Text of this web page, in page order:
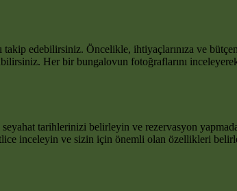
edebilirsiniz. Öncelikle, ihtiyaçlarınıza ve
Her bir bungalovun fotoğraflarını
tarihlerinizi belirleyin ve rezervasyon
inceleyin ve sizin için önemli olan özellikleri